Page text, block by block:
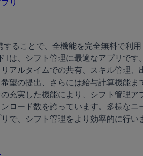
リ
することで、全機能を完全無料で利用
｣は、シフト管理に最適なアプリです
アルタイムでの共有、スキル管理、
望の提出、さらには給与計算機能ま
充実した機能により、シフト管理ア
ロード数を誇っています。多様なニ
で、シフト管理をより効率的に行い